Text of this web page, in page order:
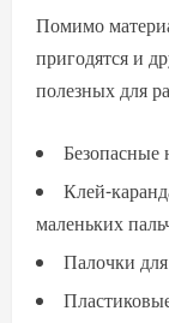
Помимо
пригодятся и
полезных для
Клей-
маленьких
Палочки